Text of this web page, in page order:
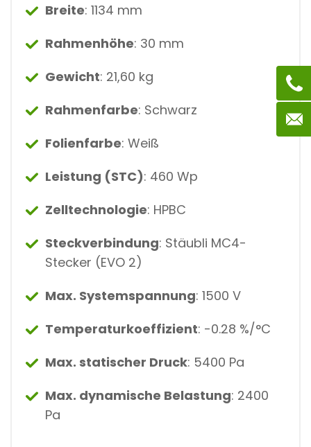
Breite: 1134 mm
Rahmenhöhe: 30 mm
Gewicht: 21,60 kg
Rahmenfarbe: Schwarz
Folienfarbe: Weiß
Leistung (STC): 460 Wp
Zelltechnologie: HPBC
Steckverbindung: Stäubli MC4-
Stecker (EVO 2)
Max. Systemspannung: 1500 V
Temperaturkoeffizient: -0.28 %/°C
Max. statischer Druck: 5400 Pa
Max. dynamische Belastung: 2400
Pa